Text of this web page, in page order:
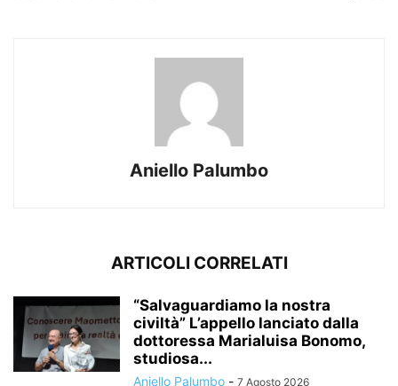
Aniello Palumbo
ARTICOLI CORRELATI
“Salvaguardiamo la nostra
civiltà” L’appello lanciato dalla
dottoressa Marialuisa Bonomo,
studiosa...
Aniello Palumbo - 7 Agosto 2026